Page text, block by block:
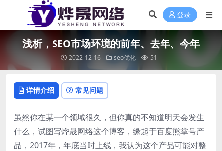
登录
浅析，SEO市场环境的前年、去年、今年
2022-12-16 seo优化 51
详情介绍 常见问题
虽然你在某一个领域很久，但你真的不知道明天会发生
什么，试图写烨晟网络这个博客，缘起于百度熊掌号产
品，2017年，年底当时上线，我认为这个产品可能对整